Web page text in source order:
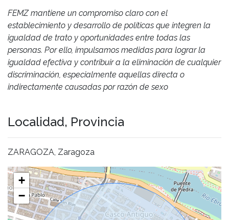
FEMZ mantiene un compromiso claro con el
establecimiento y desarrollo de políticas que integren la
igualdad de trato y oportunidades entre todas las
personas. Por ello, impulsamos medidas para lograr la
igualdad efectiva y contribuir a la eliminación de cualquier
discriminación, especialmente aquellas directa o
indirectamente causadas por razón de sexo
Localidad, Provincia
ZARAGOZA, Zaragoza
+
−